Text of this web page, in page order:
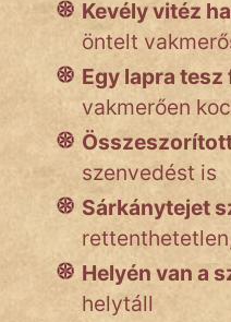
vörös ördög
nagyöreg
NapHold
Név nélkül
pszichopati
szegény legény
Hoffer Botond
Kevély vitéz
öntelt
Egy lapra
vakmerően
szenvedést is
Sárkánytejet
Helyén van a
helytáll